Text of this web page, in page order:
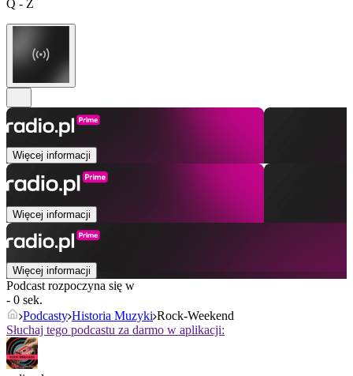
Q - Z
Więcej informacji
Więcej informacji
Więcej informacji
Podcast rozpoczyna się w
- 0 sek.
Podcasty Historia Muzyki Rock-Weekend
Słuchaj tego podcastu za darmo w aplikacji: